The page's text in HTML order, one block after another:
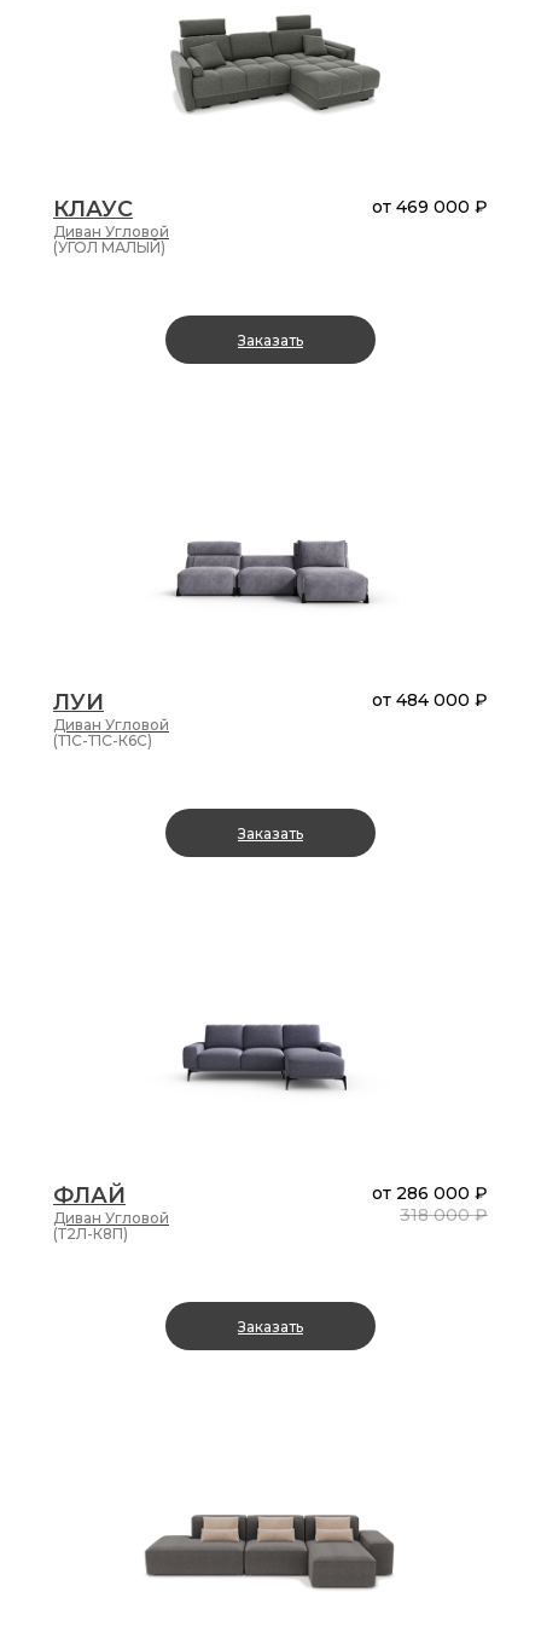
КЛАУС
Диван Угловой
от 469 000 ₽
(УГОЛ МАЛЫЙ)
Заказать
ЛУИ
Диван Угловой
от 484 000 ₽
(Т1С-Т1С-К6С)
Заказать
ФЛАЙ
Диван Угловой
от 286 000 ₽
318 000 ₽
(Т2Л-К8П)
Заказать